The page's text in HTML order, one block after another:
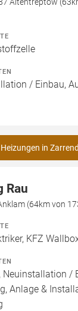
Altentreptow
/ Einbau,
in
Rau
(64km von
KFZ
Neuinstallation /
Anlage &